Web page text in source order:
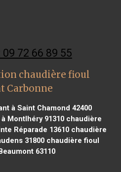
72 66 89 55
chaudière fioul
Carbonne
à Saint Chamond 42400
Montlhéry 91310chaudière
Réparade 13610 chaudière
31800chaudière fioul
63110